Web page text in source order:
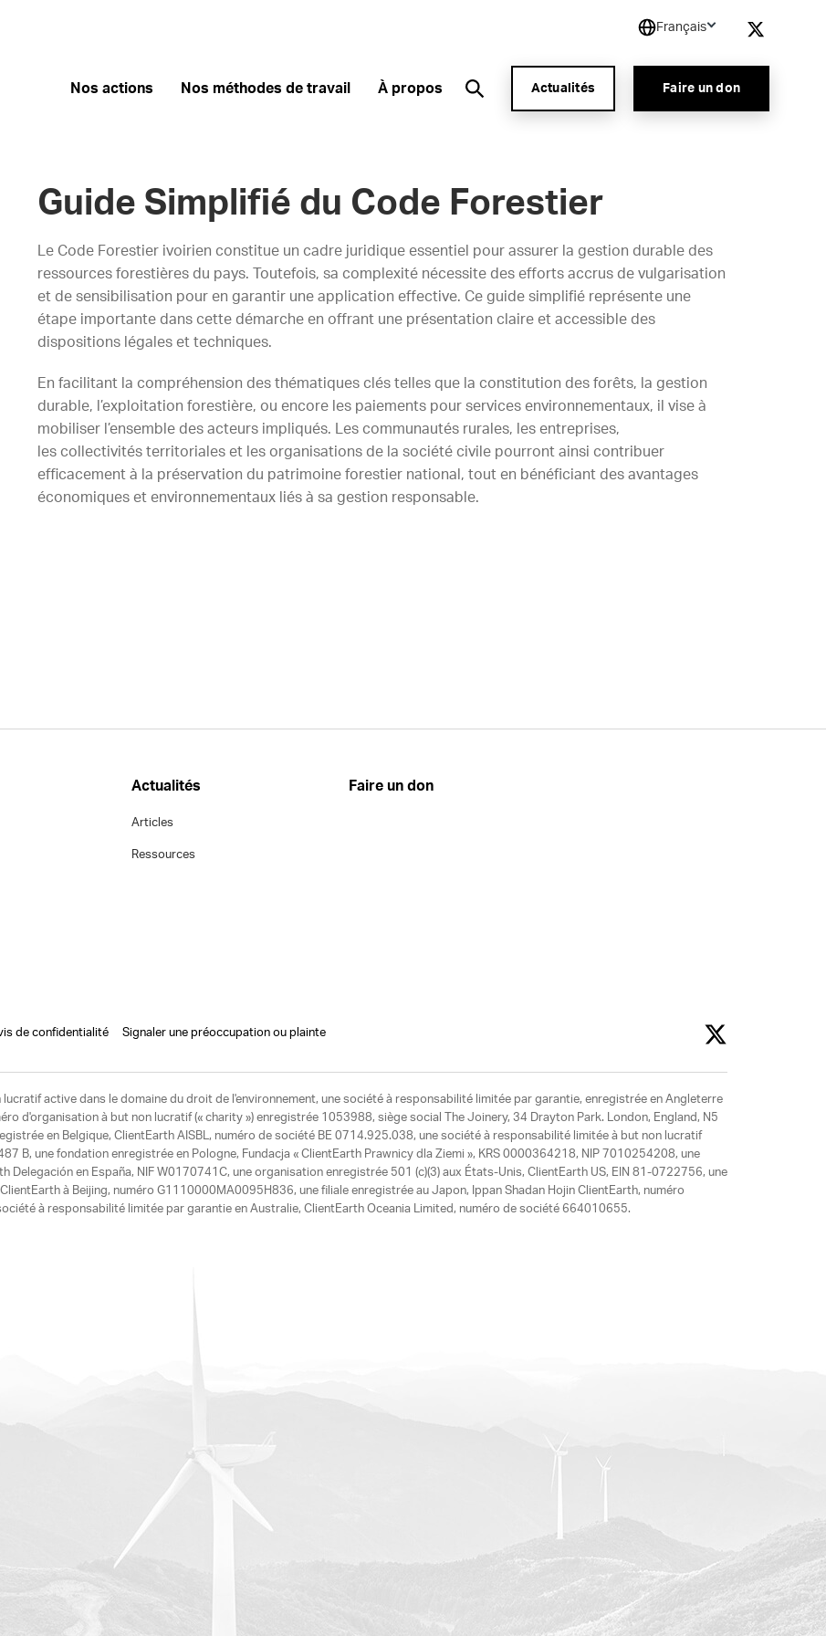
Français
Nos actions Nos méthodes de travail À propos Actualités Faire un don
Guide Simplifié du Code Forestier
Le Code Forestier ivoirien constitue un cadre juridique essentiel pour assurer la gestion durable des
ressources forestières du pays. Toutefois, sa complexité nécessite des efforts accrus de vulgarisation
et de sensibilisation pour en garantir une application effective. Ce guide simplifié représente une
étape importante dans cette démarche en offrant une présentation claire et accessible des
dispositions légales et techniques.
En facilitant la compréhension des thématiques clés telles que la constitution des forêts, la gestion
durable, l’exploitation forestière, ou encore les paiements pour services environnementaux, il vise à
mobiliser l’ensemble des acteurs impliqués. Les communautés rurales, les entreprises,
les collectivités territoriales et les organisations de la société civile pourront ainsi contribuer
efficacement à la préservation du patrimoine forestier national, tout en bénéficiant des avantages
économiques et environnementaux liés à sa gestion responsable.
Actualités
Articles
Ressources
Faire un don
de confidentialité Signaler une préoccupation ou plainte
active dans le domaine du droit de l'environnement, une société à responsabilité limitée par garantie, enregistrée en Angleterre
d'organisation à but non lucratif (« charity ») enregistrée 1053988, siège social The Joinery, 34 Drayton Park. London, England, N5
en Belgique, ClientEarth AISBL, numéro de société BE 0714.925.038, une société à responsabilité limitée à but non lucratif
B, une fondation enregistrée en Pologne, Fundacja « ClientEarth Prawnicy dla Ziemi », KRS 0000364218, NIP 7010254208, une
Delegación en España, NIF W0170741C, une organisation enregistrée 501 (c)(3) aux États-Unis, ClientEarth US, EIN 81-0722756, une
à Beijing, numéro G1110000MA0095H836, une filiale enregistrée au Japon, Ippan Shadan Hojin ClientEarth, numéro
à responsabilité limitée par garantie en Australie, ClientEarth Oceania Limited, numéro de société 664010655.